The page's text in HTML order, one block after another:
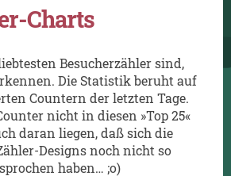
Charts
Besucherzähler sind,
Die Statistik beruht auf
Countern der letzten Tage.
nicht in diesen »Top 25«
daran liegen, daß sich die
Designs noch nicht so
haben… ;o)